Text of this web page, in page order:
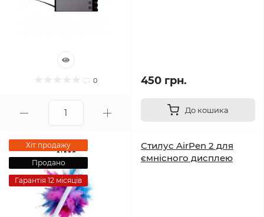
0 450 грн.
До кошика
Хіт продажу
Продано
Гарантія 12 місяців
Стилус AirPen 2 для
ємнісного дисплею